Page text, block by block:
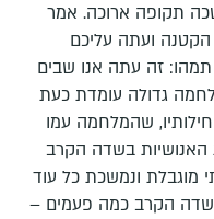
תקופה ארוכה. אמר
ועתה עליכם
תמהו: זה עתה אנו שבים
גדולה עומדת כעת
שהמלחמה עמו
בשדה הקרב
מוגבלת ונמשכת כל עוד
הקרב כמה פעמים –